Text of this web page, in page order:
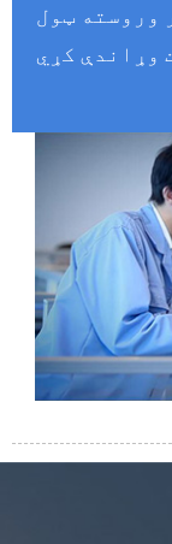
وروسته ټول